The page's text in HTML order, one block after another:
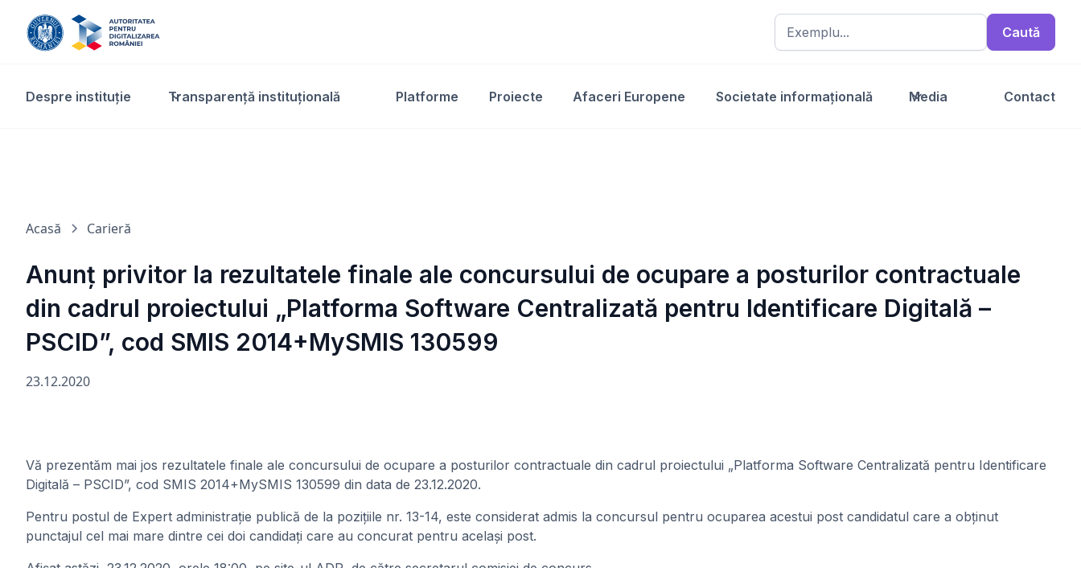
Despre instituție Transparență instituțională​ Platforme Proiecte Afaceri Europene Societate informațională Media Contact
Acasă Carieră
Anunț privitor la rezultatele finale ale concursului de ocupare a posturilor contractuale
din cadrul proiectului „Platforma Software Centralizată pentru Identificare Digitală –
PSCID”, cod SMIS 2014+MySMIS 130599
23.12.2020
Vă prezentăm mai jos rezultatele finale ale concursului de ocupare a posturilor contractuale din cadrul proiectului „Platforma Software Centralizată pentru Identificare
Digitală – PSCID”, cod SMIS 2014+MySMIS 130599 din data de 23.12.2020.
Pentru postul de Expert administrație publică de la pozițiile nr. 13-14, este considerat admis la concursul pentru ocuparea acestui post candidatul care a obținut
punctajul cel mai mare dintre cei doi candidați care au concurat pentru același post.